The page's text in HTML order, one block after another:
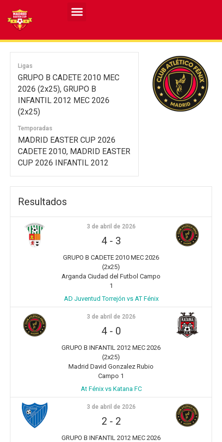
Ligas
GRUPO B CADETE 2010 MEC
2026 (2x25), GRUPO B
INFANTIL 2012 MEC 2026
(2x25)
Temporadas
MADRID EASTER CUP 2026
CADETE 2010, MADRID EASTER
CUP 2026 INFANTIL 2012
Resultados
3 de abril de 2026
4- 3
GRUPO B CADETE 2010 MEC 2026
(2x25)
Arganda Ciudad del Futbol Campo
1
AD Juventud Torrejón vs AT Fénix
3 de abril de 2026
4- 0
GRUPO B INFANTIL 2012 MEC 2026
(2x25)
Madrid David Gonzalez Rubio
Campo 1
At Fénix vs Katana FC
3 de abril de 2026
2 - 2
GRUPO B INFANTIL 2012 MEC 2026